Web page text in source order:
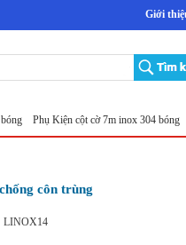
Giới
Phụ Kiện cột cờ 7m inox 304 bóng Phụ
côn trùng
LINOX14